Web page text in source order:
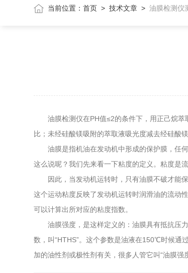
当前位置：首页 >技术文章 >油膜检测仪
油膜检测仪在PH值≤2的条件下，用正己烷萃
比；未经硅酸镁吸附的萃取液吸光度减去经硅酸
油膜是指机油在发动机中形成的保护膜，任何
这么说呢？我们先来看一下粘度的定义。粘度是
因此，当发动机运转时，只有油膜不破才能保
这个运动粘度反映了发动机运转时润滑油的流动
可以计算出所对应的粘度指数。
油膜强度，是这样定义的：油膜具有抵抗压力
数，叫“HTHS”。这个参数是油液在150℃时候通
加的油性剂或极性剂有关，很多人管它叫“油膜强